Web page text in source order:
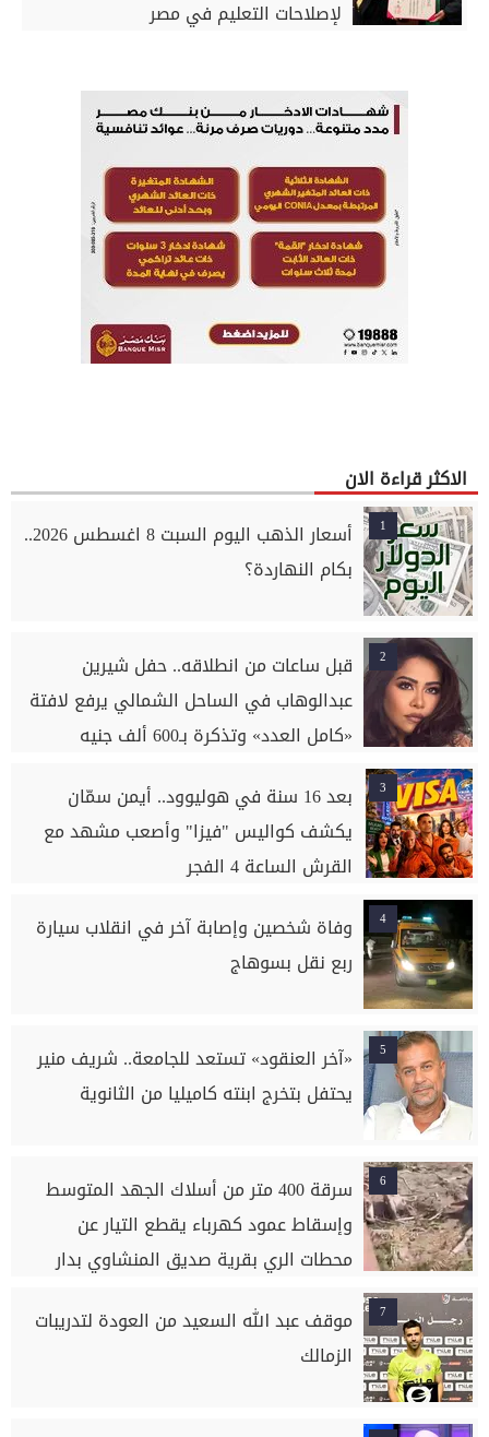
لإصلاحات التعليم في مصر
الاكثر قراءة الان
1
أسعار الذهب اليوم السبت 8 اغسطس 2026..
بكام النهاردة؟
2
قبل ساعات من انطلاقه.. حفل شيرين
عبدالوهاب في الساحل الشمالي يرفع لافتة
«كامل العدد» وتذكرة بـ600 ألف جنيه
3
بعد 16 سنة في هوليوود.. أيمن سمّان
يكشف كواليس "فيزا" وأصعب مشهد مع
القرش الساعة 4 الفجر
4
وفاة شخصين وإصابة آخر في انقلاب سيارة
ربع نقل بسوهاج
5
«آخر العنقود» تستعد للجامعة.. شريف منير
يحتفل بتخرج ابنته كاميليا من الثانوية
6
سرقة 400 متر من أسلاك الجهد المتوسط
وإسقاط عمود كهرباء يقطع التيار عن
محطات الري بقرية صديق المنشاوي بدار
7
موقف عبد الله السعيد من العودة لتدريبات
الزمالك